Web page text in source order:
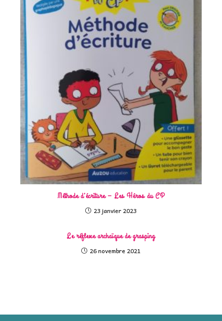
Méthode d’écriture – Les Héros du CP
23 janvier 2023
Le réflexe archaïque de grasping
26 novembre 2021